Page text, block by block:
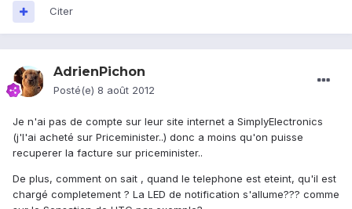
Citer
AdrienPichon
Posté(e) 8 août 2012
Je n'ai pas de compte sur leur site internet a SimplyElectronics
(j'l'ai acheté sur Priceminister..) donc a moins qu'on puisse
recuperer la facture sur priceminister..
De plus, comment on sait , quand le telephone est eteint, qu'il est
chargé completement ? La LED de notification s'allume??? comme